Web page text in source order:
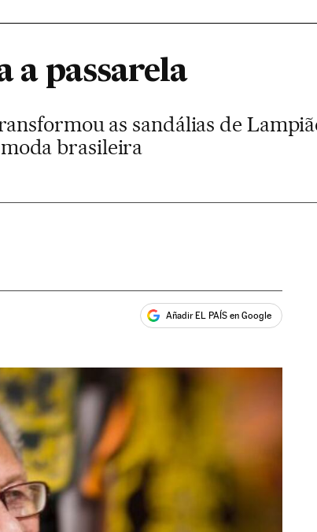
a passarela
as sandálias de
brasileira
Añadir EL PAÍS en Google